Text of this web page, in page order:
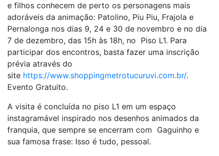
e filhos conhecem de perto os personagens mais
adoráveis da animação: Patolino, Piu Piu, Frajola e
Pernalonga nos dias 9, 24 e 30 de novembro e no dia
7 de dezembro, das 15h às 18h, no Piso L1. Para
participar dos encontros, basta fazer uma inscrição
prévia através do
site https://www.shoppingmetrotucuruvi.com.br/.
Evento Gratuito.
A visita é concluída no piso L1 em um espaço
instagramável inspirado nos desenhos animados da
franquia, que sempre se encerram com Gaguinho e
sua famosa frase: Isso é tudo, pessoal.